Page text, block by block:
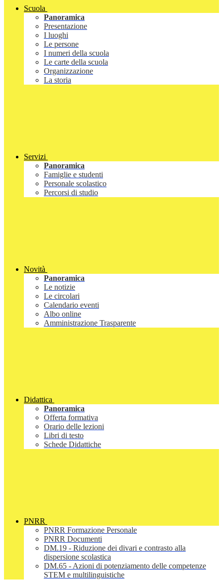
Scuola
Panoramica
Presentazione
I luoghi
Le persone
I numeri della scuola
Le carte della scuola
Organizzazione
La storia
Servizi
Panoramica
Famiglie e studenti
Personale scolastico
Percorsi di studio
Novità
Panoramica
Le notizie
Le circolari
Calendario eventi
Albo online
Amministrazione Trasparente
Didattica
Panoramica
Offerta formativa
Orario delle lezioni
Libri di testo
Schede Didattiche
PNRR
PNRR Formazione Personale
PNRR Documenti
DM.19 - Riduzione dei divari e contrasto alla
dispersione scolastica
DM.65 - Azioni di potenziamento delle competenze
STEM e multilinguistiche